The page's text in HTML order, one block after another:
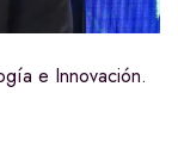
e Innovación.